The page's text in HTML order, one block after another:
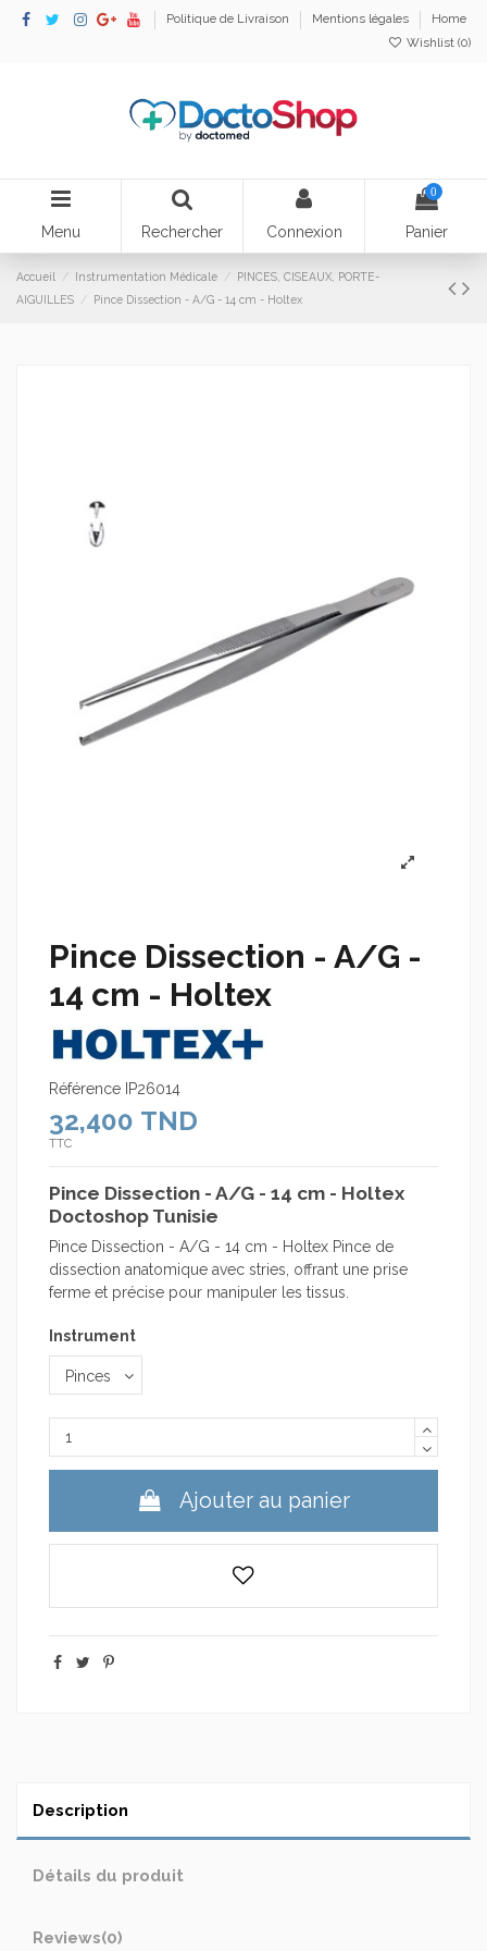
Politique de Livraison Mentions légales
Home
Wishlist (0)
Menu Rechercher Connexion
0
Panier
Accueil Instrumentation Médicale
PINCES, CISEAUX, PORTE-
AIGUILLES
Pince Dissection - A/G - 14 cm - Holtex
Pince Dissection - A/G -
14 cm - Holtex
Référence IP26014
32,400 TND
TTC
Pince Dissection - A/G - 14 cm - Holtex
Doctoshop Tunisie
Pince Dissection - A/G - 14 cm - Holtex Pince de
dissection anatomique avec stries, offrant une prise
ferme et précise pour manipuler les tissus.
Instrument
Ajouter au panier
Description
Détails du produit
Reviews(0)